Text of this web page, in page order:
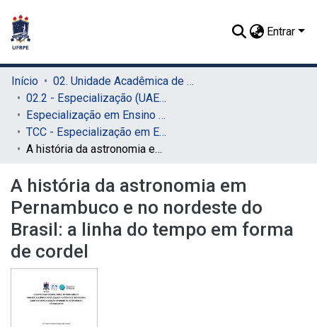
Entrar
Início
02. Unidade Acadêmica de Educação a Distância e Tecnologia (UAEADTec)
02.2 - Especialização (UAEADTec)
Especialização em Ensino de Astronomia (UAEADTec)
TCC - Especialização em Ensino de Astronomia (UAEADTec)
A história da astronomia em Pernambuco e no nordeste do Brasil: a linha do tempo em forma de cordel
A história da astronomia em
Pernambuco e no nordeste do
Brasil: a linha do tempo em forma
de cordel